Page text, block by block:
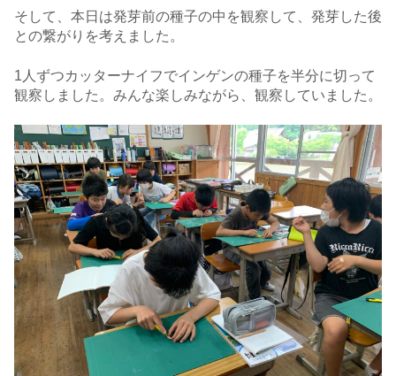
そして、本日は発芽前の種子の中を観察して、発芽した後
との繋がりを考えました。
1人ずつカッターナイフでインゲンの種子を半分に切って
観察しました。みんな楽しみながら、観察していました。